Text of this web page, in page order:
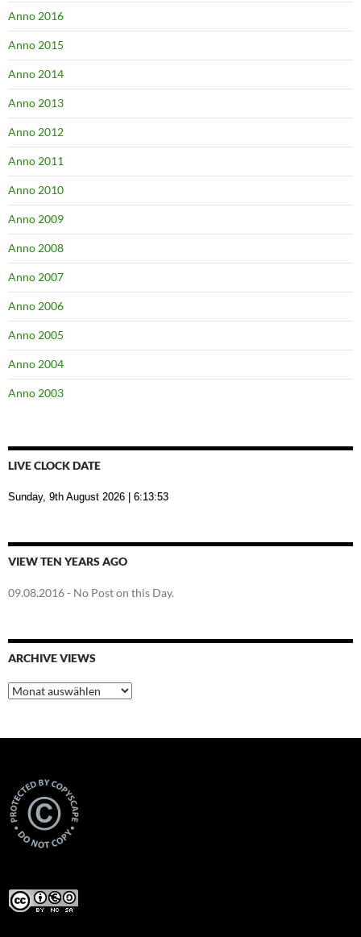
Anno 2016
Anno 2015
Anno 2014
Anno 2013
Anno 2012
Anno 2011
Anno 2010
Anno 2009
Anno 2008
Anno 2007
Anno 2006
Anno 2005
Anno 2004
Anno 2003
LIVE CLOCK DATE
Sunday, 9th August 2026 | 6:13:54
VIEW TEN YEARS AGO
09.08.2016- No Post on this Day.
ARCHIVE VIEWS
Archive
Views